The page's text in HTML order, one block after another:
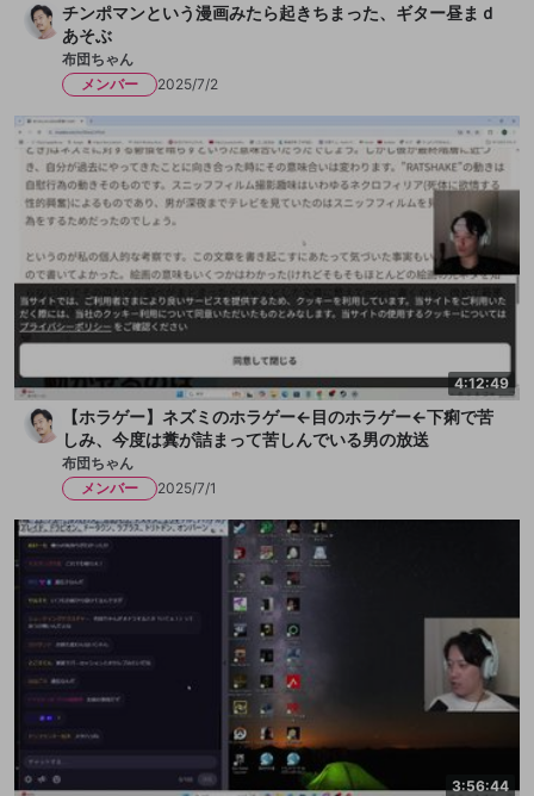
チンポマンという漫画みたら起きちまった、ギター昼まｄ
あそぶ
布団ちゃん
メンバー
2025/7/2
4:12:49
【ホラゲー】ネズミのホラゲー←目のホラゲー←下痢で苦
しみ、今度は糞が詰まって苦しんでいる男の放送
布団ちゃん
メンバー
2025/7/1
3:56:44